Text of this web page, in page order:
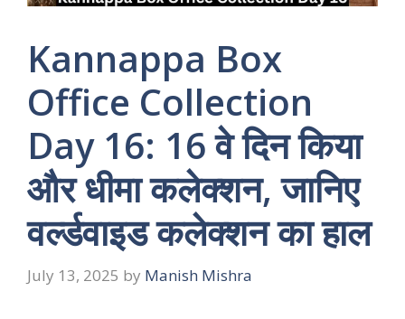
Kannappa Box
Office Collection
Day 16: 16 वे दिन किया
और धीमा कलेक्शन, जानिए
वर्ल्डवाइड कलेक्शन का हाल
July 13, 2025 by Manish Mishra